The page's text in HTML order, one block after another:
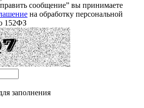
сообщение” вы принимаете
на обработку персональной
152ФЗ
заполнения